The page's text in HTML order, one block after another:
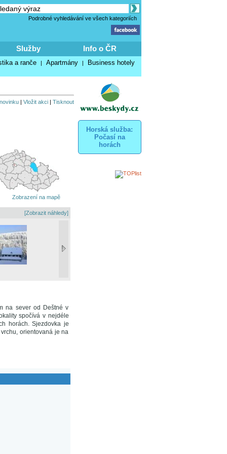
Podrobné vyhledávání ve všech kategoriích
Služby Info o ČR
a ranče | Apartmány | Business hotely
| Vložit akci| Tisknout
Zobrazení na mapě
[Zobrazit náhledy]
na sever od Deštné v
spočívá v nejdéle
horách. Sjezdovka je
orientovaná je na
Horská služba:
Počasí na
horách